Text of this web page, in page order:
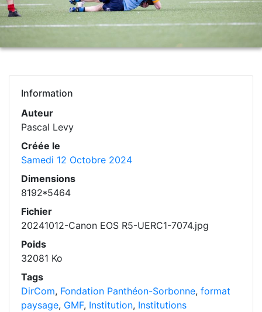
Information
Auteur
Pascal Levy
Créée le
Samedi 12 Octobre 2024
Dimensions
8192*5464
Fichier
20241012-Canon EOS R5-UERC1-7074.jpg
Poids
32081 Ko
Tags
DirCom, Fondation Panthéon-Sorbonne, format
paysage, GMF, Institution, Institutions